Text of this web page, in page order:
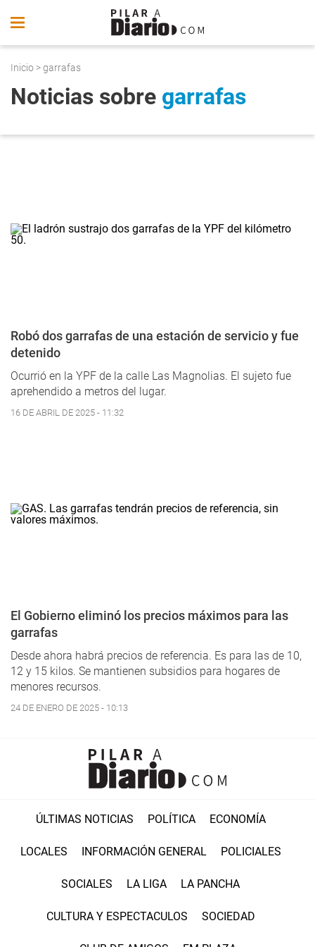
Inicio > garrafas
Noticias sobre garrafas
Robó dos garrafas de una estación de servicio y fue
detenido
Ocurrió en la YPF de la calle Las Magnolias. El sujeto fue
aprehendido a metros del lugar.
16 DE ABRIL DE 2025 - 11:32
El Gobierno eliminó los precios máximos para las
garrafas
Desde ahora habrá precios de referencia. Es para las de 10,
12 y 15 kilos. Se mantienen subsidios para hogares de
menores recursos.
24 DE ENERO DE 2025 - 10:13
ÚLTIMAS NOTICIAS POLÍTICA ECONOMÍA
LOCALES INFORMACIÓN GENERAL POLICIALES
SOCIALES LA LIGA LA PANCHA
CULTURA Y ESPECTACULOS SOCIEDAD